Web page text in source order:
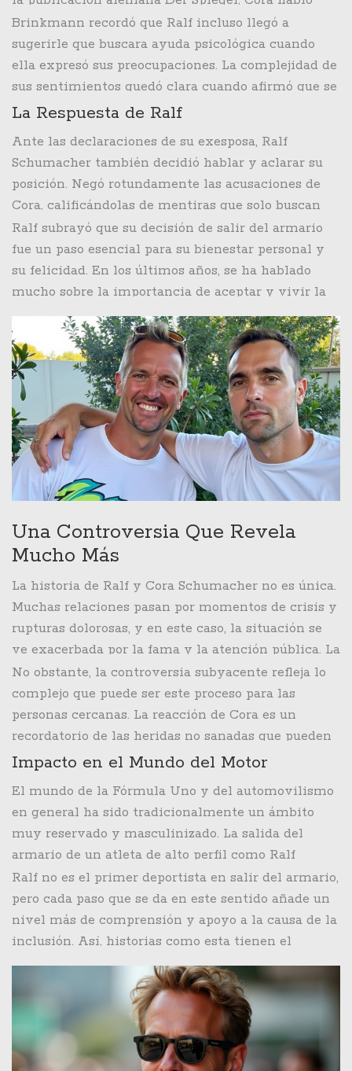
encontradas, especialmente de su exesposa, Cora
Brinkmann.
abiertamente sobre lo que sintió al enterarse del
anuncio de su exmarido. Ella comentó que durante
los años de su matrimonio, hubo rumores
persistentes sobre la orientación sexual de Ralf,
rumores que él siempre negó. Además, mencionó
ciegamente en él.
Brinkmann recordó que Ralf incluso llegó a
sugerirle que buscara ayuda psicológica cuando
ella expresó sus preocupaciones. La complejidad de
sus sentimientos quedó clara cuando afirmó que se
sentía engañada por la forma en que Ralf hizo
este hecho aumentó su sensación de haber sido
parte de una mentira, y su desilusión quedó
patente.
La Respuesta de Ralf
Ante las declaraciones de su exesposa, Ralf
Schumacher también decidió hablar y aclarar su
posición. Negó rotundamente las acusaciones de
Cora, calificándolas de mentiras que solo buscan
manchar su reputación. Para Ralf, la versión de su
exesposa es una distorsión de la verdad y lamentó
profundamente que estas afirmaciones salieran a
la luz de esta manera.
Ralf subrayó que su decisión de salir del armario
fue un paso esencial para su bienestar personal y
su felicidad. En los últimos años, se ha hablado
mucho sobre la importancia de aceptar y vivir la
propia verdad, y Ralf parece haber llegado a un
punto en el que ya no podía seguir guardando un
secreto tan fundamental.
Una Controversia Que Revela
Mucho Más
La historia de Ralf y Cora Schumacher no es única.
Muchas relaciones pasan por momentos de crisis y
rupturas dolorosas, y en este caso, la situación se
ve exacerbada por la fama y la atención pública. La
salida del armario de Ralf no solo es un hito en su
vida personal, sino que también muestra cuánto ha
cambiado la sociedad en términos de aceptación y
visibilidad de la comunidad LGBTQ+.
No obstante, la controversia subyacente refleja lo
complejo que puede ser este proceso para las
personas cercanas. La reacción de Cora es un
recordatorio de las heridas no sanadas que pueden
existir en una relación que ha terminado, y cómo
profundo en quienes hemos dejado atrás.
Impacto en el Mundo del Motor
El mundo de la Fórmula Uno y del automovilismo
en general ha sido tradicionalmente un ámbito
muy reservado y masculinizado. La salida del
armario de un atleta de alto perfil como Ralf
Schumacher puede ser un signo de tiempos
cambiantes, no solo para él, sino para todo un
deporte que está comenzando a abrirse a la
diversidad. Este acontecimiento podría inspirar a
otros pilotos y miembros de la comunidad a vivir
su verdad sin miedo al juicio o a la discriminación.
Ralf no es el primer deportista en salir del armario,
pero cada paso que se da en este sentido añade un
nivel más de comprensión y apoyo a la causa de la
inclusión. Así, historias como esta tienen el
potencial de cambiar percepciones y prácticas
dentro de deportes que han sido tradicionalmente
conservadores.